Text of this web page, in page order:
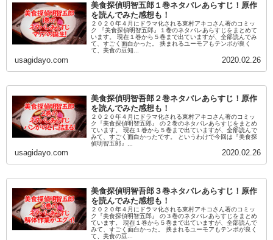
美食探偵明智五郎１巻ネタバレあらすじ！原作
を読んでみた感想も！
２０２０年４月にドラマ化される東村アキコさん著のコミッ
ク 『美食探偵明智五郎』１巻のネタバレあらすじをまとめて
います。 現在１巻から５巻まで出ていますが、全部読んでみ
て、すごく面白かった。 挟まれるユーモアもテンポが良く
て、美食の豆知...
usagidayo.com 2020.02.26
美食探偵明智吾郎２巻ネタバレあらすじ！原作
を読んでみた感想も！
２０２０年４月にドラマ化される東村アキコさん著のコミッ
ク『美食探偵明智五郎』 の２巻のネタバレあらすじをまとめ
ています。 現在１巻から５巻まで出ていますが、全部読んで
みて、すごく面白かったです。 というわけで今回は『美食探
偵明智五郎』...
usagidayo.com 2020.02.26
美食探偵明智吾郎３巻ネタバレあらすじ！原作
を読んでみた感想も！
２０２０年４月にドラマ化される東村アキコさん著のコミッ
ク『美食探偵明智五郎』 の３巻のネタバレあらすじをまとめ
ています。 現在１巻から５巻まで出ていますが、全部読んで
みて、すごく面白かった。 挟まれるユーモアもテンポが良く
て、美食の豆...